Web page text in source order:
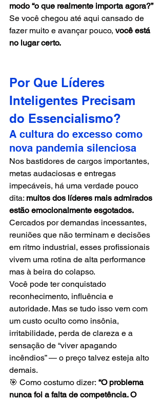
modo “o que realmente importa agora?”
Se você chegou até aqui cansado de
fazer muito e avançar pouco, você está
no lugar certo.
Por Que Líderes
Inteligentes Precisam
do Essencialismo?
A cultura do excesso como
nova pandemia silenciosa
Nos bastidores de cargos importantes,
metas audaciosas e entregas
impecáveis, há uma verdade pouco
dita: muitos dos líderes mais admirados
estão emocionalmente esgotados.
Cercados por demandas incessantes,
reuniões que não terminam e decisões
em ritmo industrial, esses profissionais
vivem uma rotina de alta performance
mas à beira do colapso.
Você pode ter conquistado
reconhecimento, influência e
autoridade. Mas se tudo isso vem com
um custo oculto como insônia,
irritabilidade, perda de clareza e a
sensação de “viver apagando
incêndios” — o preço talvez esteja alto
demais.
🎯 Como costumo dizer: “O problema
nunca foi a falta de competência. O